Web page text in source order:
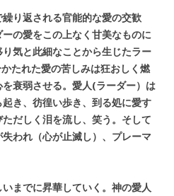
り返される官能的な愛の交歓
の愛をこの上なく甘美なものに
気と此細なことから生じたラー
たれた愛の苦しみは狂おしく燃
衰弱させる。愛人(ラーダー）は
き、彷徨い歩き、到る処に愛す
だしく泪を流し、笑う。そして
われ（心が止滅し）、プレーマ
までに昇華していく。神の愛人